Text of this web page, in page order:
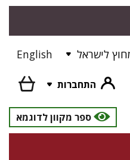
לישראל English
התחברות
ספר מקוון לדוגמא